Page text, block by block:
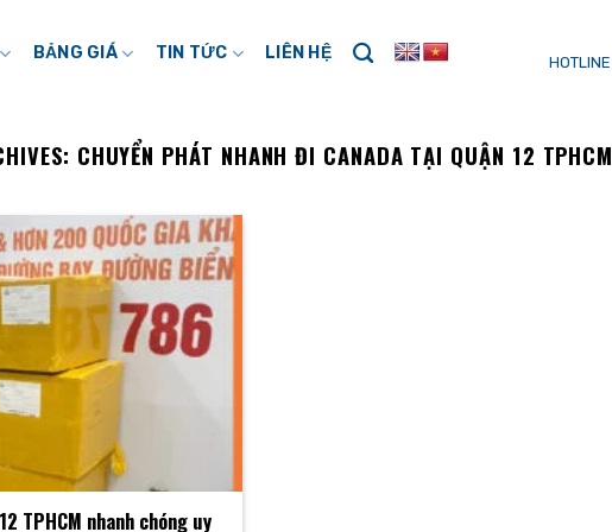
BẢNG GIÁ TIN TỨC LIÊN HỆ HOTLINE
CHUYỂN PHÁT NHANH ĐI CANADA TẠI QUẬN 12 TPHCM
TPHCM nhanh chóng uy